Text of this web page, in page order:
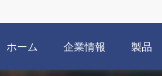
ホーム 企業情報 製品